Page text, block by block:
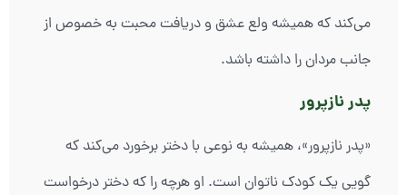
می‌کند که همیشه ولع عشق و دریافت محبت به خصوص از
جانب مردان را داشته باشد.
پدر نازپرور
«پدر نازپرور»، همیشه به نوعی با دختر برخورد می‌کند که
گویی یک کودک ناتوان است. او هرچه را که دختر درخواست